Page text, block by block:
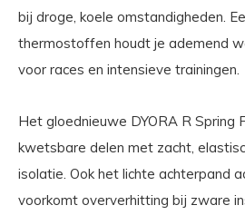
bij droge, koele omstandigheden.
thermostoffen houdt je ademend
voor races en intensieve trainingen.
Het gloednieuwe DYORA R Spring
kwetsbare delen met zacht,
isolatie. Ook het lichte achterpand
voorkomt oververhitting bij zware